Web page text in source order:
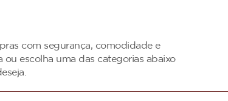
com segurança, comodidade e
escolha uma das categorias abaixo